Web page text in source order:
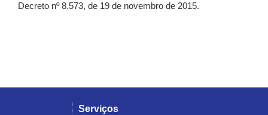
Decreto nº 8.573, de 19 de novembro de 2015.
Serviços